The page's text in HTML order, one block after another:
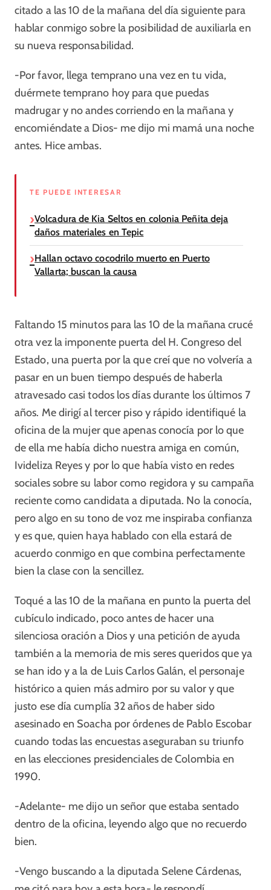
citado a las 10 de la mañana del día siguiente para
hablar conmigo sobre la posibilidad de auxiliarla en
su nueva responsabilidad.
-Por favor, llega temprano una vez en tu vida,
duérmete temprano hoy para que puedas
madrugar y no andes corriendo en la mañana y
encomiéndate a Dios- me dijo mi mamá una noche
antes. Hice ambas.
TE PUEDE INTERESAR
Volcadura de Kia Seltos en colonia Peñita deja
daños materiales en Tepic
Hallan octavo cocodrilo muerto en Puerto
Vallarta; buscan la causa
Faltando 15 minutos para las 10 de la mañana crucé
otra vez la imponente puerta del H. Congreso del
Estado, una puerta por la que creí que no volvería a
pasar en un buen tiempo después de haberla
atravesado casi todos los días durante los últimos 7
años. Me dirigí al tercer piso y rápido identifiqué la
oficina de la mujer que apenas conocía por lo que
de ella me había dicho nuestra amiga en común,
Ivideliza Reyes y por lo que había visto en redes
sociales sobre su labor como regidora y su campaña
reciente como candidata a diputada. No la conocía,
pero algo en su tono de voz me inspiraba confianza
y es que, quien haya hablado con ella estará de
acuerdo conmigo en que combina perfectamente
bien la clase con la sencillez.
Toqué a las 10 de la mañana en punto la puerta del
cubículo indicado, poco antes de hacer una
silenciosa oración a Dios y una petición de ayuda
también a la memoria de mis seres queridos que ya
se han ido y a la de Luis Carlos Galán, el personaje
histórico a quien más admiro por su valor y que
justo ese día cumplía 32 años de haber sido
asesinado en Soacha por órdenes de Pablo Escobar
cuando todas las encuestas aseguraban su triunfo
en las elecciones presidenciales de Colombia en
1990.
-Adelante- me dijo un señor que estaba sentado
dentro de la oficina, leyendo algo que no recuerdo
bien.
-Vengo buscando a la diputada Selene Cárdenas,